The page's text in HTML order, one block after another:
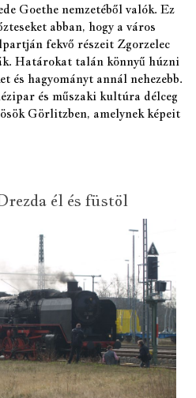
Goethe nemzetéből valók. Ez
abban, hogy a város
fekvő részeit Zgorzelec
Határokat talán könnyű húzni
és hagyományt annál nehezebb.
és műszaki kultúra délceg
Görlitzben, amelynek képeit
él és füstöl